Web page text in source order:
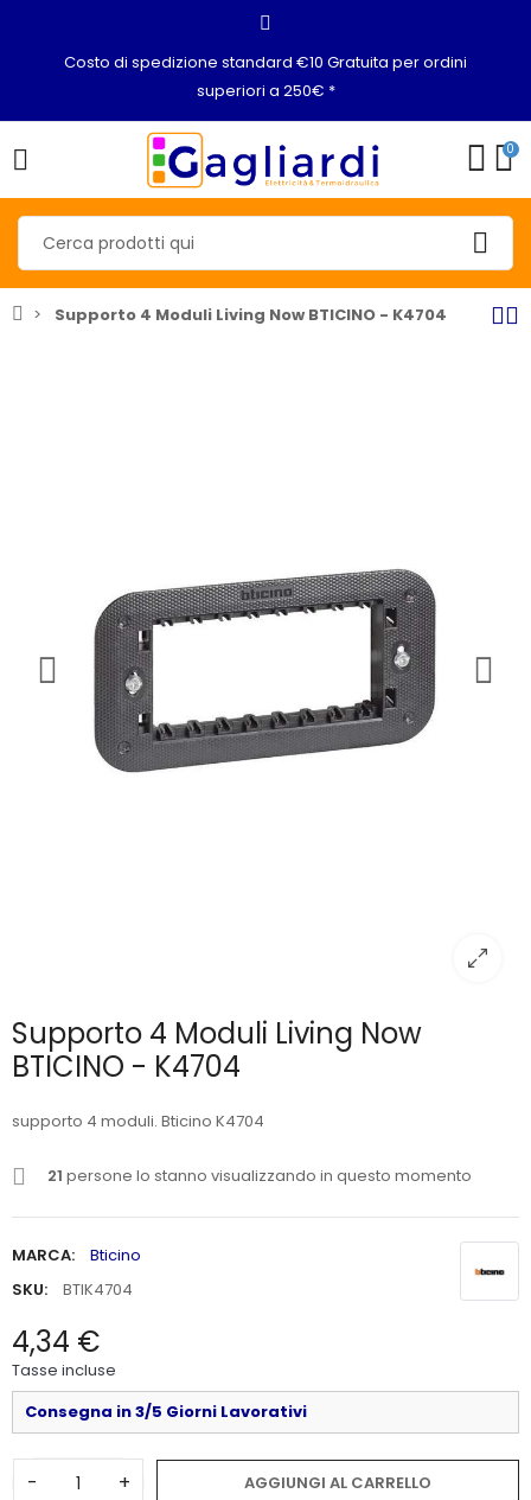
Costo di spedizione standard €10 Gratuita per ordini
superiori a 250€ *
0
Supporto 4 Moduli Living Now BTICINO - K4704
Supporto 4 Moduli Living Now
BTICINO - K4704
supporto 4 moduli. Bticino K4704
21 persone lo stanno visualizzando in questo momento
MARCA:
Bticino
SKU:
BTIK4704
4,34 €
Tasse incluse
Consegna in 3/5 Giorni Lavorativi
- + AGGIUNGI AL CARRELLO